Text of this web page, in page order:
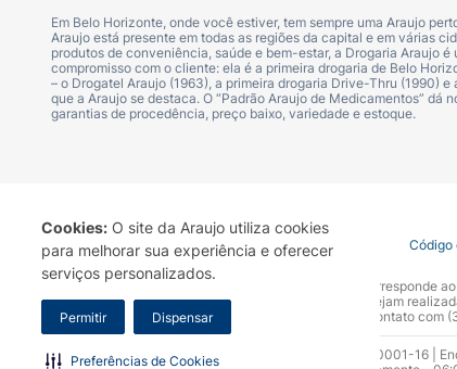
Cookies: O site da Araujo utiliza cookies
para melhorar sua experiência e oferecer
serviços personalizados.
Permitir Dispensar
Preferências de Cookies
Em Belo Horizonte, onde você estiver, tem sempre uma Araujo
Araujo está presente em todas as regiões da capital e em várias
produtos de conveniência, saúde e bem-estar, a Drogaria Araujo
compromisso com o cliente: ela é a primeira drogaria de Belo
– o Drogatel Araujo (1963), a primeira drogaria Drive-Thru (1990)
que a Araujo se destaca. O “Padrão Araujo de Medicamentos”
garantias de procedência, preço baixo, variedade e estoque.
Termo de Uso Portal da Privacidade Covid-19 Código
A Drogaria Araujo S/A informa que o seu site oficial corresponde
marca. Para sua segurança recomendamos que não sejam
Araujo S.A. Em caso de dúvidas, gentileza entrar em contato com
Razão Social: Drogaria Araujo S.A | CNPJ: 17.256.512.0001-16 |